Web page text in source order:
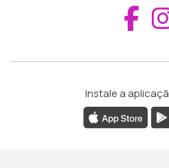
Instale a